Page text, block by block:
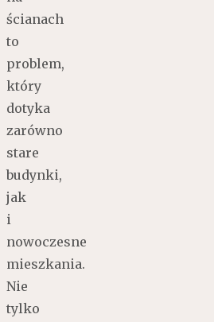
ścianach
to
problem,
który
dotyka
zarówno
stare
budynki,
jak
i
nowoczesne
mieszkania.
Nie
tylko